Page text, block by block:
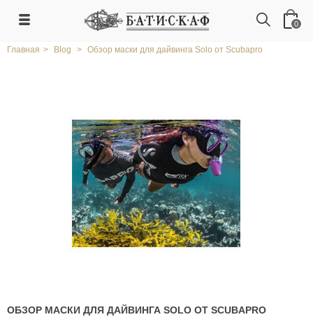
0
Главная > Blog > Обзор маски для дайвинга Solo от Scubapro
ОБЗОР МАСКИ ДЛЯ ДАЙВИНГА SOLO ОТ SCUBAPRO